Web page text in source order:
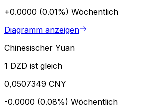
+0.0000 (0.01%) Wöchentlich
Diagramm anzeigen
Chinesischer Yuan
1 DZD ist gleich
0,0507349 CNY
-0.0000 (0.08%) Wöchentlich